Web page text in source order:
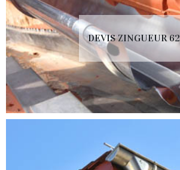
DEVIS ZINGUEUR 62